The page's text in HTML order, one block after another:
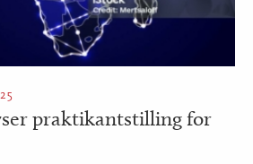
praktikantstilling for